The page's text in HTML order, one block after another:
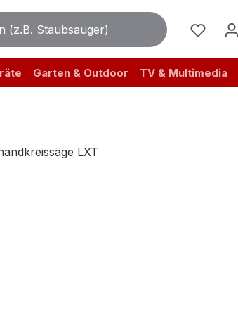
Garten & Outdoor TV & Multimedia